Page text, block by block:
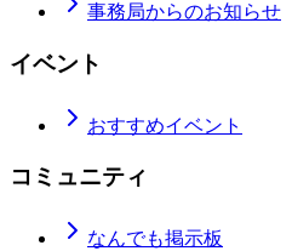
事務局からのお知らせ
イベント
おすすめイベント
コミュニティ
なんでも掲示板